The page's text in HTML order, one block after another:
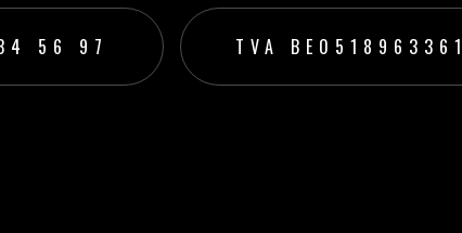
56 97 TVA BE0518963361